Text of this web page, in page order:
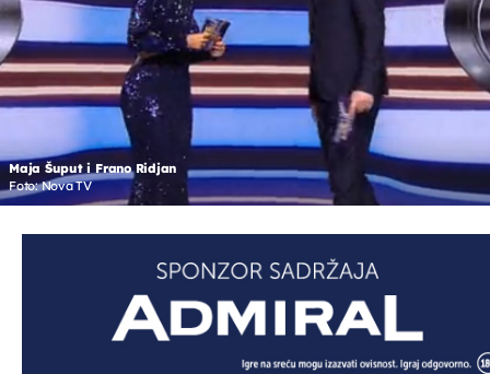
Maja Šuput i Frano Ridjan
Foto: Nova TV